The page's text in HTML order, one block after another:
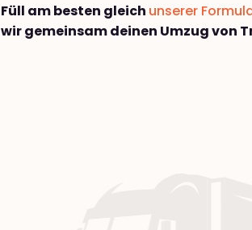
Füll am besten gleich unserer
wir gemeinsam deinen Umzug von